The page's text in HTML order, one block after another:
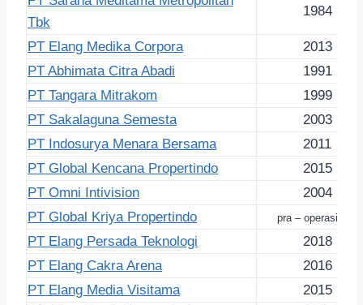
Tbk
1984
PT Elang Medika Corpora
2013
PT Abhimata Citra Abadi
1991
PT Tangara Mitrakom
1999
PT Sakalaguna Semesta
2003
PT Indosurya Menara Bersama
2011
PT Global Kencana Propertindo
2015
PT Omni Intivision
2004
PT Global Kriya Propertindo
pra – operasional
PT Elang Persada Teknologi
2018
PT Elang Cakra Arena
2016
PT Elang Media Visitama
2015